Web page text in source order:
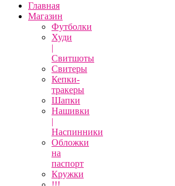
Главная
Магазин
Футболки
Худи
|
Свитшоты
Свитеры
Кепки-
тракеры
Шапки
Нашивки
|
Наспинники
Обложки
на
паспорт
Кружки